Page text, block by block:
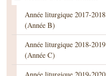
Année liturgique 2017-2018
(Année B)
Année liturgique 2018-2019
(Année C)